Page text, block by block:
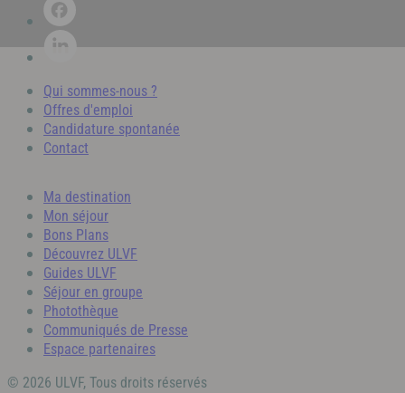
Qui sommes-nous ?
Offres d'emploi
Candidature spontanée
Contact
Ma destination
Mon séjour
Bons Plans
Découvrez ULVF
Guides ULVF
Séjour en groupe
Photothèque
Communiqués de Presse
Espace partenaires
© 2026 ULVF, Tous droits réservés